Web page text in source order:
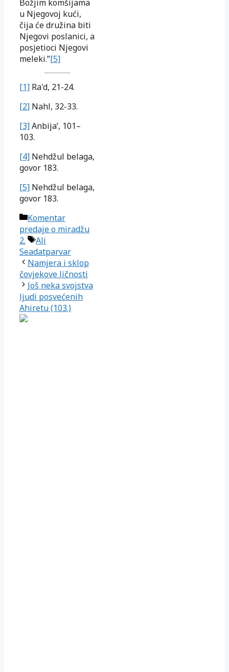
Božjim komšijama
u Njegovoj kući,
čija će družina biti
Njegovi poslanici, a
posjetioci Njegovi
meleki.”[5]
[1] Ra'd, 21-24.
[2] Nahl, 32-33.
[3]Anbija’, 101–
103.
[4] Nehdžul belaga,
govor 183.
[5] Nehdžul belaga,
govor 183.
Kategorije
Komentar
predaje o miradžu
2.
Oznake
Ali
Seadatparvar
Namjera i sklop
čovjekove ličnosti
Još neka svojstva
ljudi posvećenih
Ahiretu (103.)